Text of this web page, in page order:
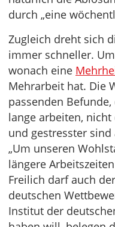
durch „eine
Zugleich dreht sich
immer schneller.
wonach eine
Mehrarbeit hat. Die
passenden
lange arbeiten,
und gestresster
„Um unseren
längere
Freilich darf auch
deutschen
Institut der